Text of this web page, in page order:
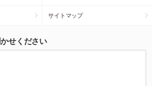
サイトマップ
せください